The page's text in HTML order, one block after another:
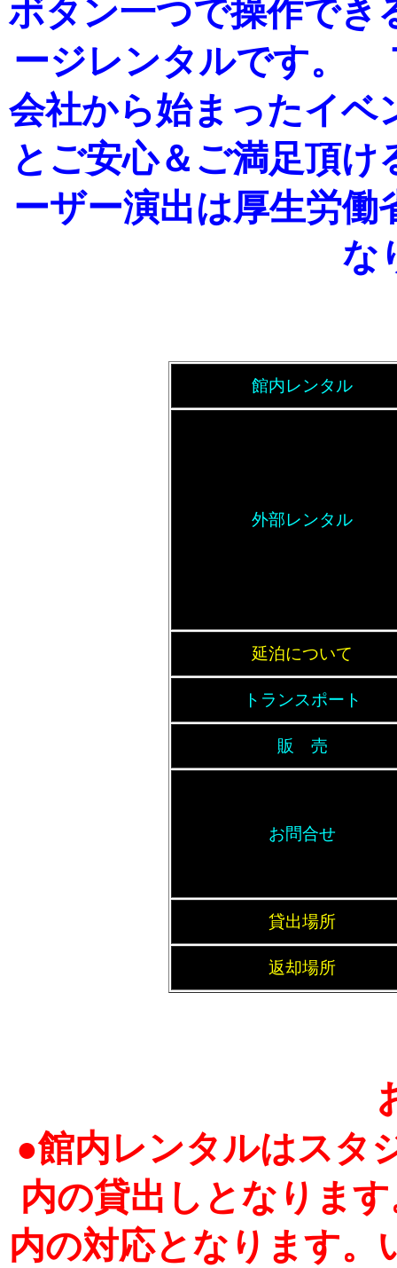
ボタン一つで操作でき
ージレンタルです。
会社から始まったイベ
とご安心＆ご満足頂
ーザー演出は厚生労
な
館内レンタル
外部レンタル
延泊について
トランスポート
販 売
お問合せ
貸出場所
返却場所
●館内レンタルはスタ
内の貸出しとなりま
内の対応となります。